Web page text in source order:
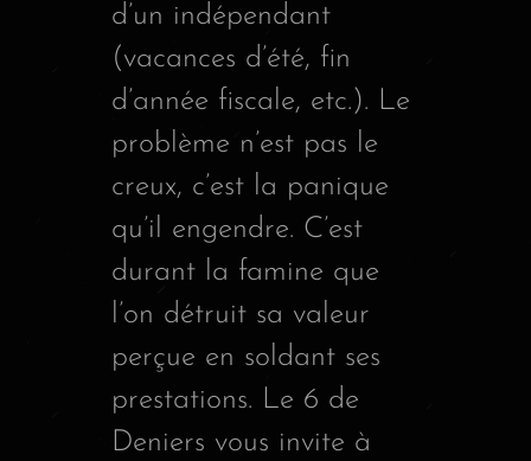
d’un indépendant
(vacances d’été, fin
d’année fiscale, etc.). Le
problème n’est pas le
creux, c’est la panique
qu’il engendre. C’est
durant la famine que
l’on détruit sa valeur
perçue en soldant ses
prestations. Le 6 de
Deniers vous invite à